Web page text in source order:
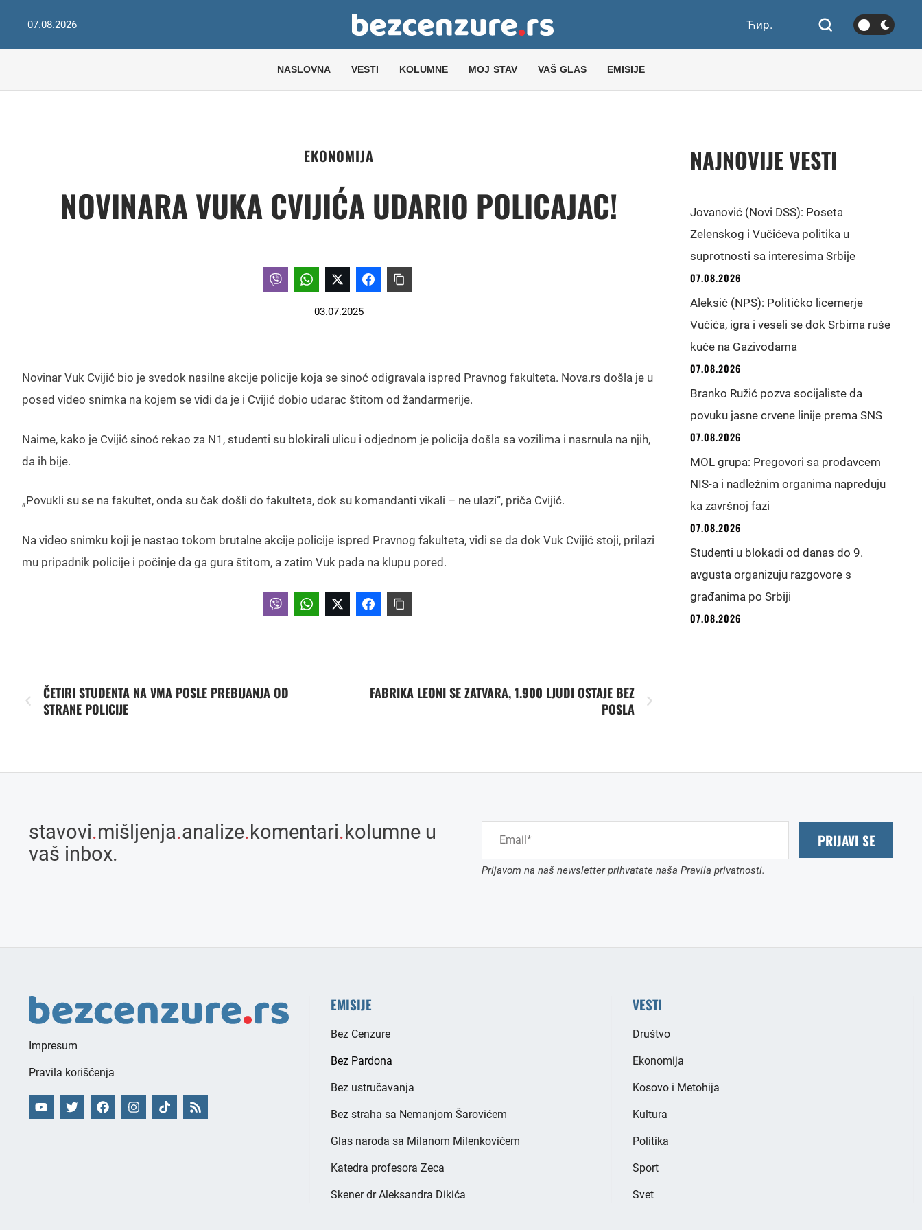
07.08.2026 Ћир.
NASLOVNA VESTI KOLUMNE MOJ STAV VAŠ GLAS EMISIJE
EKONOMIJA
NOVINARA VUKA CVIJIĆA UDARIO POLICAJAC!
03.07.2025
Novinar Vuk Cvijić bio je svedok nasilne akcije policije koja se sinoć odigravala ispred Pravnog fakulteta. Nova.rs došla je u
posed video snimka na kojem se vidi da je i Cvijić dobio udarac štitom od žandarmerije.
Naime, kako je Cvijić sinoć rekao za N1, studenti su blokirali ulicu i odjednom je policija došla sa vozilima i nasrnula na njih,
da ih bije.
„Povukli su se na fakultet, onda su čak došli do fakulteta, dok su komandanti vikali – ne ulazi“, priča Cvijić.
Na video snimku koji je nastao tokom brutalne akcije policije ispred Pravnog fakulteta, vidi se da dok Vuk Cvijić stoji, prilazi
mu pripadnik policije i počinje da ga gura štitom, a zatim Vuk pada na klupu pored.
ČETIRI STUDENTA NA VMA POSLE PREBIJANJA OD
STRANE POLICIJE
FABRIKA LEONI SE ZATVARA, 1.900 LJUDI OSTAJE BEZ
POSLA
NAJNOVIJE VESTI
Jovanović (Novi DSS): Poseta
Zelenskog i Vučićeva politika u
suprotnosti sa interesima Srbije
07.08.2026
Aleksić (NPS): Političko licemerje
Vučića, igra i veseli se dok Srbima ruše
kuće na Gazivodama
07.08.2026
Branko Ružić pozva socijaliste da
povuku jasne crvene linije prema SNS
07.08.2026
MOL grupa: Pregovori sa prodavcem
NIS-a i nadležnim organima napreduju
ka završnoj fazi
07.08.2026
Studenti u blokadi od danas do 9.
avgusta organizuju razgovore s
građanima po Srbiji
07.08.2026
stavovi.mišljenja.analize.komentari.kolumne u
vaš inbox.
PRIJAVI SE
Prijavom na naš newsletter prihvatate naša Pravila privatnosti.
Impresum
Pravila korišćenja
EMISIJE
Bez Cenzure
Bez Pardona
Bez ustručavanja
Bez straha sa Nemanjom Šarovićem
Glas naroda sa Milanom Milenkovićem
Katedra profesora Zeca
Skener dr Aleksandra Dikića
VESTI
Društvo
Ekonomija
Kosovo i Metohija
Kultura
Politika
Sport
Svet